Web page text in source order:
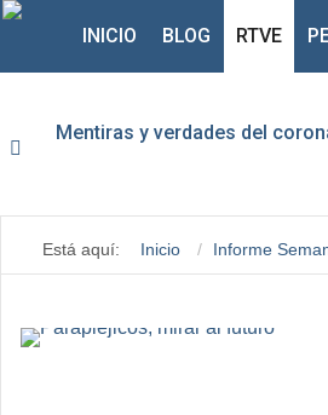
INICIO BLOG RTVE
Mentiras y verdades del
Está aquí: Inicio Informe